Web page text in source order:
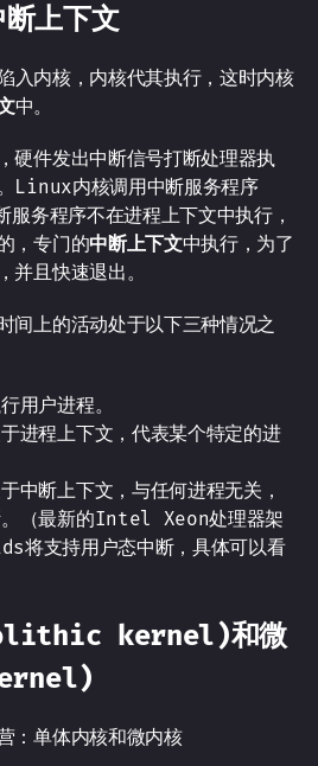
上下文
入内核，内核代其执行，这时内核
中。
硬件发出中断信号打断处理器执
Linux内核调用中断服务程序
服务程序不在进程上下文中执行，
，专门的中断上下文中执行，为了
并且快速退出。
间上的活动处于以下三种情况之
用户进程。
进程上下文，代表某个特定的进
中断上下文，与任何进程无关，
。（最新的Intel Xeon处理器架
支持用户态中断，具体可以看
kernel)和微
：单体内核和微内核